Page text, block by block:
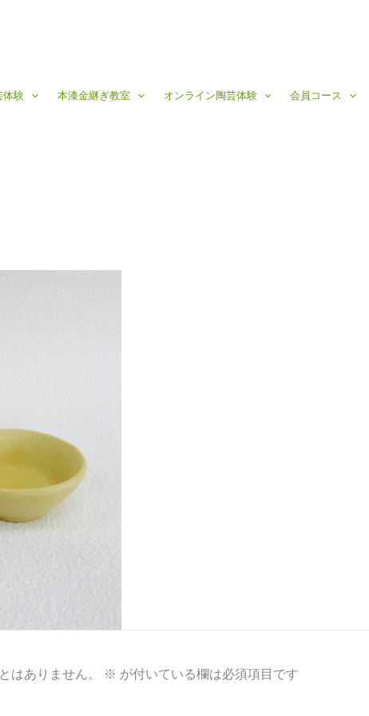
体験 本漆金継ぎ教室 オンライン陶芸体験 会員コース
はありません。 ※ が付いている欄は必須項目です